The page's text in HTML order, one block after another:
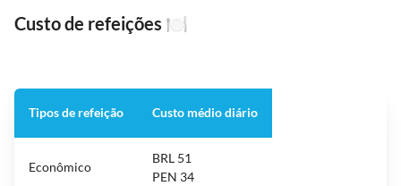
Custo de refeições 🍽️
Tipos de refeição Custo médio diário
Econômico
BRL 51
PEN 34